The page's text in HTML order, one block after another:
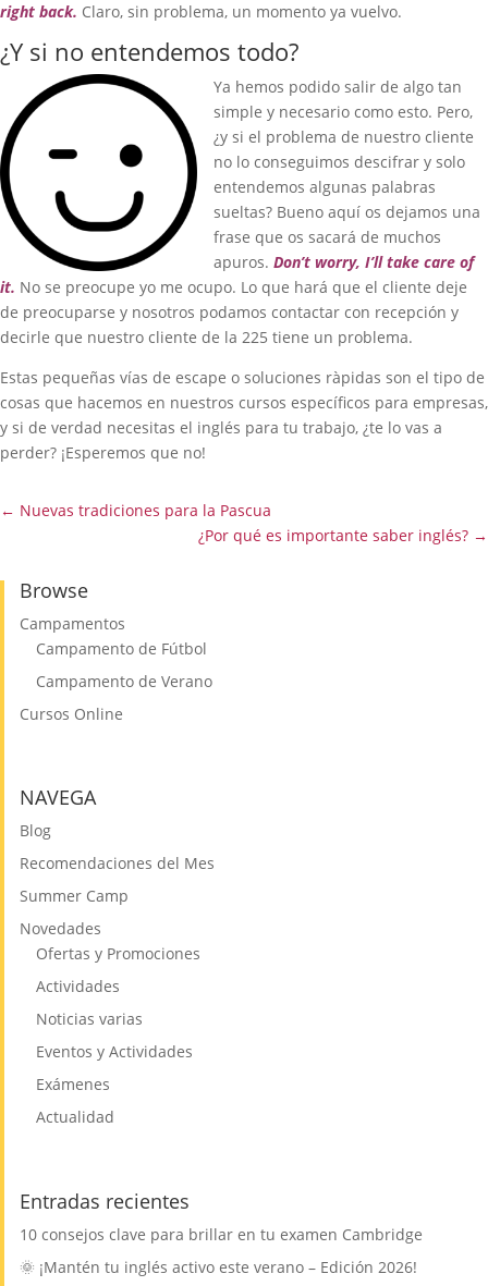
right back. Claro, sin problema, un momento ya vuelvo.
¿Y si no entendemos todo?
Ya hemos podido salir de algo tan
simple y necesario como esto. Pero,
¿y si el problema de nuestro cliente
no lo conseguimos descifrar y solo
entendemos algunas palabras
sueltas? Bueno aquí os dejamos una
frase que os sacará de muchos
apuros. Don’t worry, I’ll take care of
it. No se preocupe yo me ocupo. Lo que hará que el cliente deje
de preocuparse y nosotros podamos contactar con recepción y
decirle que nuestro cliente de la 225 tiene un problema.
Estas pequeñas vías de escape o soluciones ràpidas son el tipo de
cosas que hacemos en nuestros cursos específicos para empresas,
y si de verdad necesitas el inglés para tu trabajo, ¿te lo vas a
perder? ¡Esperemos que no!
← Nuevas tradiciones para la Pascua
¿Por qué es importante saber inglés? →
Browse
Campamentos
Campamento de Fútbol
Campamento de Verano
Cursos Online
NAVEGA
Blog
Recomendaciones del Mes
Summer Camp
Novedades
Ofertas y Promociones
Actividades
Noticias varias
Eventos y Actividades
Exámenes
Actualidad
Entradas recientes
10 consejos clave para brillar en tu examen Cambridge
🌞 ¡Mantén tu inglés activo este verano – Edición 2026!